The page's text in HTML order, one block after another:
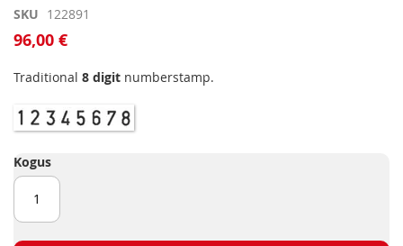
Skip
to
the
of
images
SKU 122891
96,00 €
Traditional 8 digit numberstamp.
Kogus